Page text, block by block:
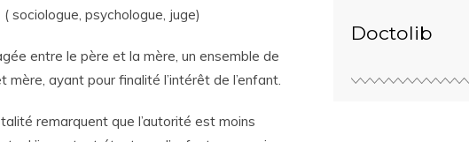
sociologue, psychologue, juge)
entre le père et la mère, un ensemble de
ayant pour finalité l’intérêt de l’enfant.
remarquent que l’autorité est moins
Doctolib